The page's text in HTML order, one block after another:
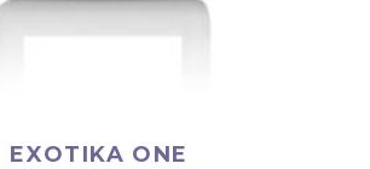
EXOTIKA ONE